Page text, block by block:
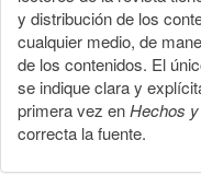
y distribución de los
cualquier medio, de
de los contenidos. El
se indique clara y
primera vez enHechos
correcta la fuente.